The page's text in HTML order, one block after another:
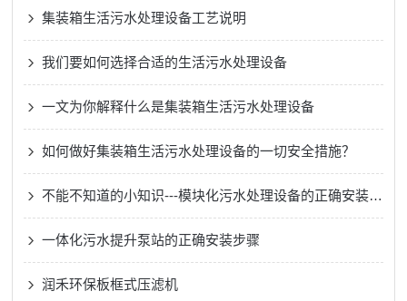
集装箱生活污水处理设备工艺说明
我们要如何选择合适的生活污水处理设备
一文为你解释什么是集装箱生活污水处理设备
如何做好集装箱生活污水处理设备的一切安全措施？
不能不知道的小知识---模块化污水处理设备的正确安装方法
一体化污水提升泵站的正确安装步骤
润禾环保板框式压滤机